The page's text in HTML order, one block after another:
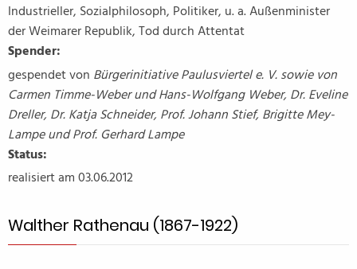
Industrieller, Sozialphilosoph, Politiker, u. a. Außenminister
der Weimarer Republik, Tod durch Attentat
Spender:
gespendet von Bürgerinitiative Paulusviertel e. V. sowie von
Carmen Timme-Weber und Hans-Wolfgang Weber, Dr. Eveline
Dreller, Dr. Katja Schneider, Prof. Johann Stief, Brigitte Mey-
Lampe und Prof. Gerhard Lampe
Status:
realisiert am 03.06.2012
Walther Rathenau (1867-1922)